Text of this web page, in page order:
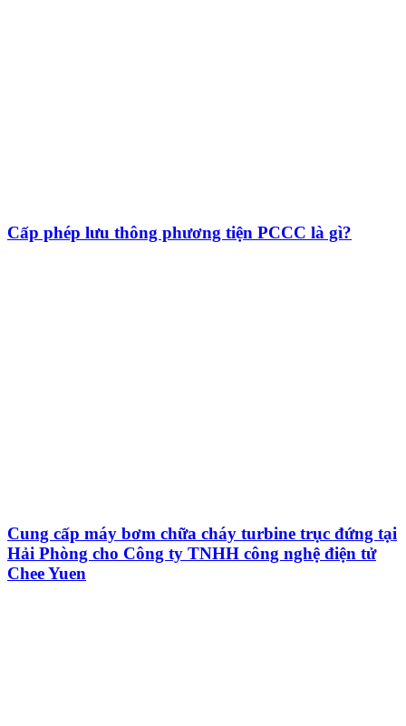
Cấp phép lưu thông phương tiện PCCC là gì?
Cung cấp máy bơm chữa cháy turbine trục đứng tại
Hải Phòng cho Công ty TNHH công nghệ điện tử
Chee Yuen